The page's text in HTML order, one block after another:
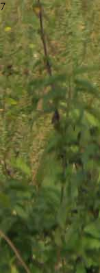
7